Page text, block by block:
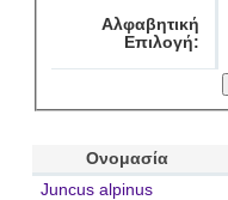
Αλφαβητική
Επιλογή:
Ονομασία
Juncus alpinus